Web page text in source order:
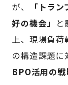
が、
「トラ
好の機会」
と
上、現場負
の構造課題に
BPO活用の